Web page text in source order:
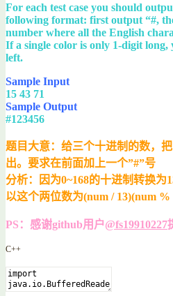
For each test case you should
following format: first output “#,
number where all the English
If a single color is only 1-digit
left.
Sample Input
15 43 71
Sample Output
#123456
题目大意：给三个十进制的数，
出。要求在前面加上一个”#”号
分析：因为0~168的十进制转换为
以这个两位数为(num / 13)(num
PS：感谢github用户@fs19910227
C++